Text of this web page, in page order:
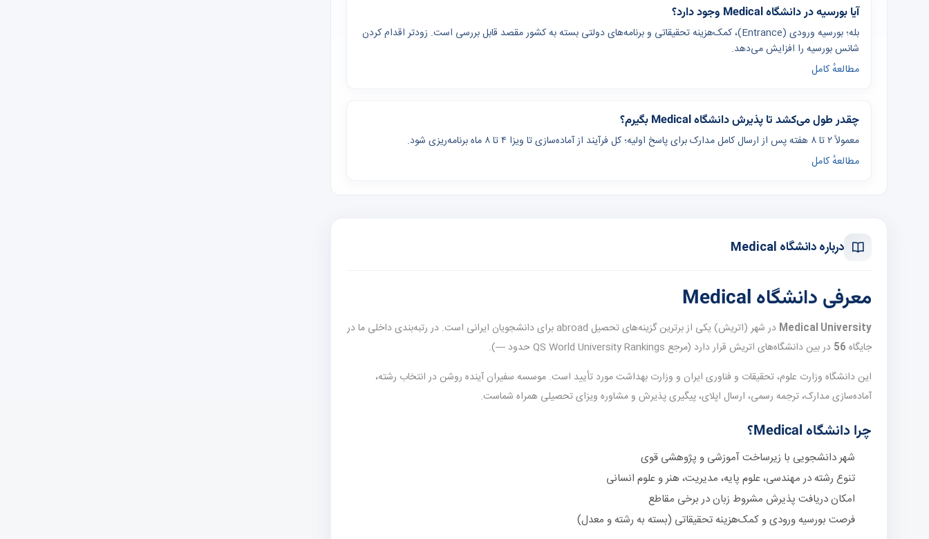
آیا بورسیه در دانشگاه Medical وجود دارد؟
بله؛ بورسیه ورودی (Entrance)، کمک‌هزینه تحقیقاتی و برنامه‌های دولتی بسته به کشور مقصد قابل بررسی است. زودتر اقدام کردن
شانس بورسیه را افزایش می‌دهد.
مطالعهٔ کامل
چقدر طول می‌کشد تا پذیرش دانشگاه Medical بگیرم؟
معمولاً ۲ تا ۸ هفته پس از ارسال کامل مدارک برای پاسخ اولیه؛ کل فرآیند از آماده‌سازی تا ویزا ۴ تا ۸ ماه برنامه‌ریزی شود.
مطالعهٔ کامل
درباره دانشگاه Medical
معرفی دانشگاه Medical
Medical University در شهر
(اتریش) یکی از برترین گزینه‌های تحصیل abroad برای دانشجویان ایرانی است. در رتبه‌بندی داخلی ما در
جایگاه 56 در بین دانشگاه‌های اتریش قرار دارد (مرجع QS World University Rankings حدود —).
این دانشگاه وزارت علوم، تحقیقات و فناوری ایران و وزارت بهداشت مورد تأیید است. موسسه سفیران آینده روشن در انتخاب رشته،
آماده‌سازی مدارک، ترجمه رسمی، ارسال اپلای، پیگیری پذیرش و مشاوره ویزای تحصیلی همراه شماست.
چرا دانشگاه Medical؟
شهر دانشجویی با زیرساخت آموزشی و پژوهشی قوی
تنوع رشته در مهندسی، علوم پایه، مدیریت، هنر و علوم انسانی
امکان دریافت پذیرش مشروط زبان در برخی مقاطع
فرصت بورسیه ورودی و کمک‌هزینه تحقیقاتی (بسته به رشته و معدل)